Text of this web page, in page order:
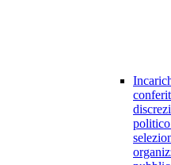
politico